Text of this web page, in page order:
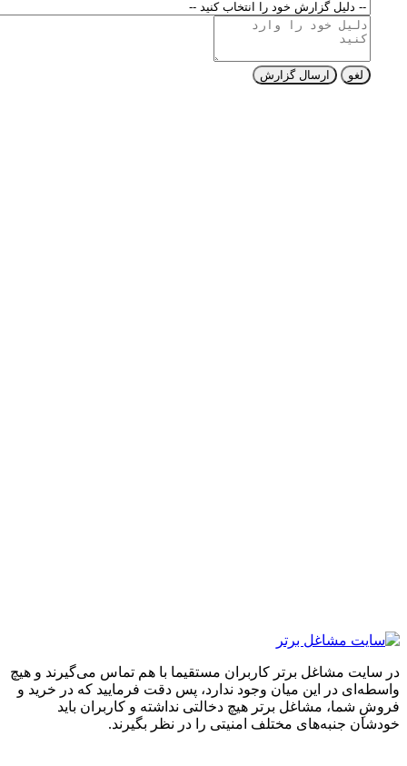
ارسال گزارش
مشاغل برتر کاربران مستقیما با هم تماس می‌گیرند و هیچ
در این میان وجود ندارد، پس دقت فرمایید که در خرید و
شما، مشاغل برتر هیچ دخالتی نداشته و کاربران باید
جنبه‌های مختلف امنیتی را در نظر بگیرند.